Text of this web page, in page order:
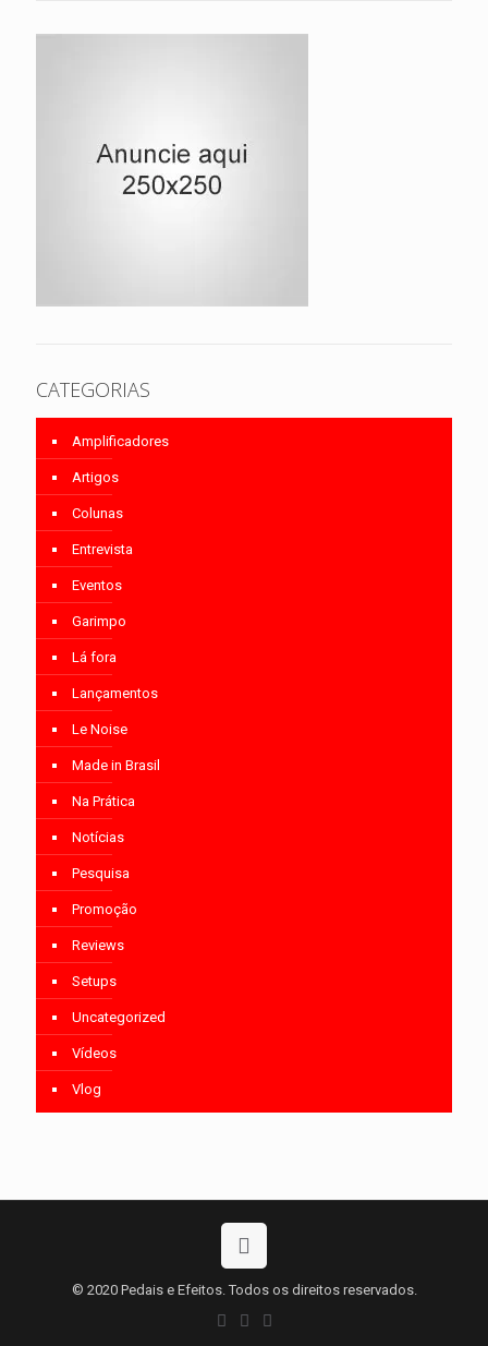
CATEGORIAS
Amplificadores
Artigos
Colunas
Entrevista
Eventos
Garimpo
Lá fora
Lançamentos
Le Noise
Made in Brasil
Na Prática
Notícias
Pesquisa
Promoção
Reviews
Setups
Uncategorized
Vídeos
Vlog
© 2020 Pedais e Efeitos. Todos os direitos reservados.